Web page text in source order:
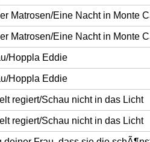
Matrosen/Eine Nacht in Monte
Matrosen/Eine Nacht in Monte
Hoppla Eddie
Hoppla Eddie
regiert/Schau nicht in das Licht
regiert/Schau nicht in das Licht